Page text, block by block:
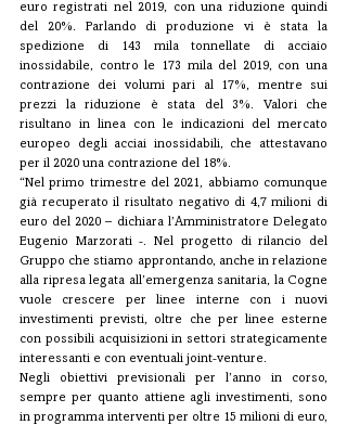
euro registrati nel 2019, con una riduzione quindi
del 20%. Parlando di produzione vi è stata la
spedizione di 143 mila tonnellate di acciaio
inossidabile, contro le 173 mila del 2019, con una
contrazione dei volumi pari al 17%, mentre sui
prezzi la riduzione è stata del 3%. Valori che
risultano in linea con le indicazioni del mercato
europeo degli acciai inossidabili, che attestavano
per il 2020 una contrazione del 18%.
“Nel primo trimestre del 2021, abbiamo comunque
già recuperato il risultato negativo di 4,7 milioni di
euro del 2020 – dichiara l’Amministratore Delegato
Eugenio Marzorati -. Nel progetto di rilancio del
Gruppo che stiamo approntando, anche in relazione
alla ripresa legata all’emergenza sanitaria, la Cogne
vuole crescere per linee interne con i nuovi
investimenti previsti, oltre che per linee esterne
con possibili acquisizioni in settori strategicamente
interessanti e con eventuali joint-venture.
Negli obiettivi previsionali per l’anno in corso,
sempre per quanto attiene agli investimenti, sono
in programma interventi per oltre 15 milioni di euro,